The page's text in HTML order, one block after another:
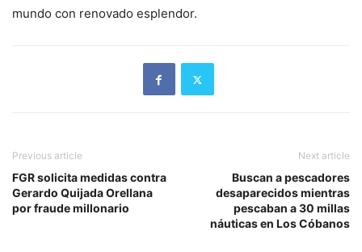
mundo con renovado esplendor.
Previous article
FGR solicita medidas contra
Gerardo Quijada Orellana
por fraude millonario
Next article
Buscan a pescadores
desaparecidos mientras
pescaban a 30 millas
náuticas en Los Cóbanos